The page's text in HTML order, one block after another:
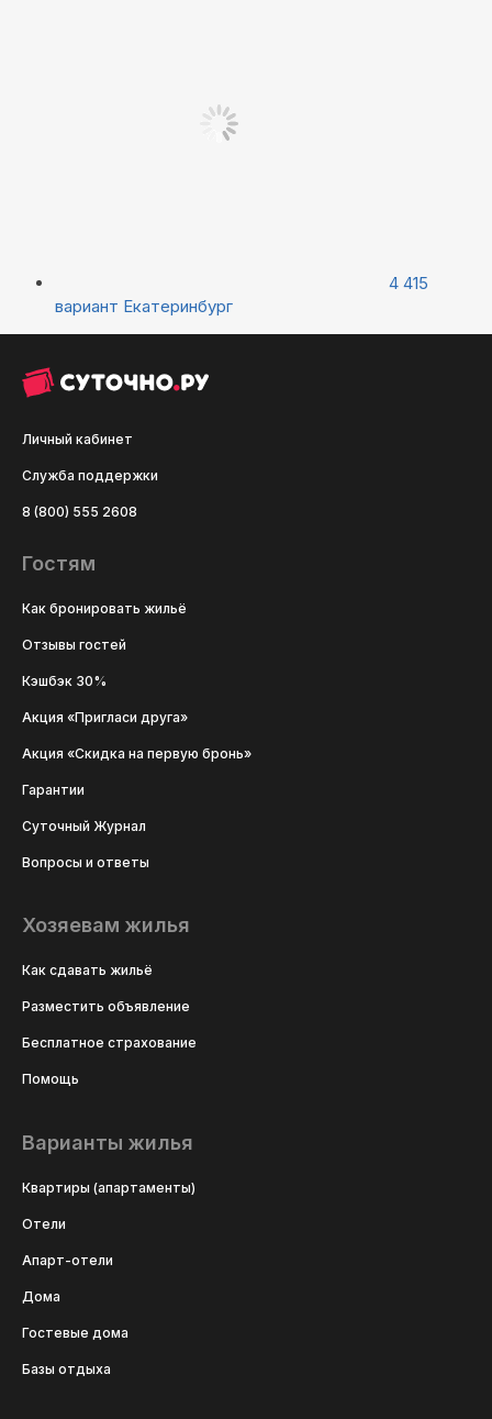
4 415
вариант Екатеринбург
Личный кабинет
Служба поддержки
8 (800) 555 2608
Гостям
Как бронировать жильё
Отзывы гостей
Кэшбэк 30%
Акция «Пригласи друга»
Акция «Скидка на первую бронь»
Гарантии
Суточный Журнал
Вопросы и ответы
Хозяевам жилья
Как сдавать жильё
Разместить объявление
Бесплатное страхование
Помощь
Варианты жилья
Квартиры (апартаменты)
Отели
Апарт-отели
Дома
Гостевые дома
Базы отдыха